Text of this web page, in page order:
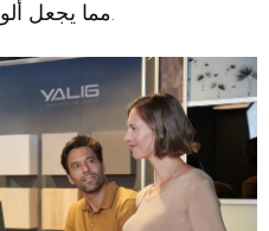
مما يجعلقبولًا للعملاء.